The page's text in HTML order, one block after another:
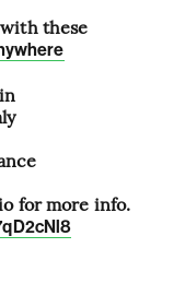
these
for more info.